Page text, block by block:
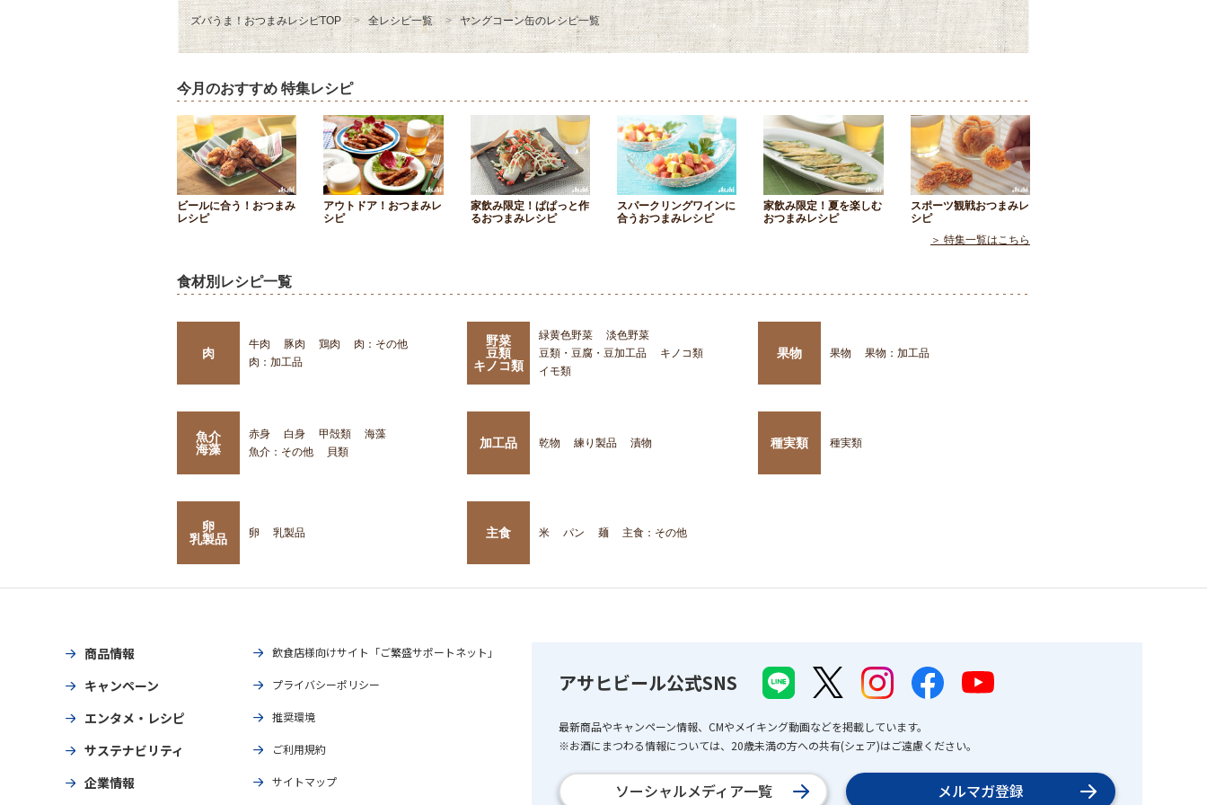
ズバうま！おつまみレシピTOP 全レシピ一覧 ヤングコーン缶のレシピ一覧
今月のおすすめ 特集レシピ
ビールに合う！おつまみ
レシピ
アウトドア！おつまみレ
シピ
家飲み限定！ぱぱっと作
るおつまみレシピ
スパークリングワインに
合うおつまみレシピ
家飲み限定！夏を楽しむ
おつまみレシピ
スポーツ観戦おつまみレ
シピ
＞ 特集一覧はこちら
食材別レシピ一覧
肉
牛肉 豚肉 鶏肉
肉：その他
肉：加工品
野菜
豆類
キノコ類
緑黄色野菜
淡色野菜
豆類・豆腐・豆加工品
キノコ類
イモ類
果物 果物 果物：加工品
魚介
海藻
赤身 白身 甲殻類
海藻
魚介：その他
貝類
加工品 乾物 練り製品 漬物 種実類 種実類
卵
乳製品
卵 乳製品 主食 米 パン 麺 主食：その他
商品情報
キャンペーン
エンタメ・レシピ
サステナビリティ
企業情報
飲食店様向けサイト「ご繁盛サポートネット」
プライバシーポリシー
推奨環境
ご利用規約
サイトマップ
アサヒビール公式SNS
最新商品やキャンペーン情報、CMやメイキング動画などを掲載しています。
※お酒にまつわる情報については、20歳未満の方への共有(シェア)はご遠慮ください。
ソーシャルメディア一覧 メルマガ登録